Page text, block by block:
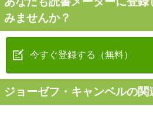
みませんか？
今すぐ登録する（無料）
ジョーゼフ・キャンベルの関